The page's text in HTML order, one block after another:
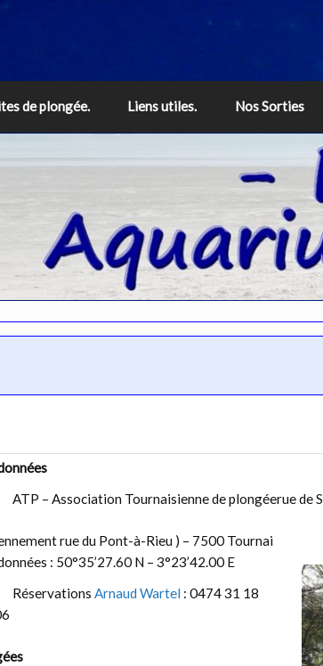
de plongée. Liens utiles. Nos Sorties
ATP – Association Tournaisienne de plongéerue de
rue du Pont-à-Rieu ) – 7500 Tournai
: 50°35’27.60 N – 3°23’42.00 E
RéservationsArnaud Wartel : 0474 31 18